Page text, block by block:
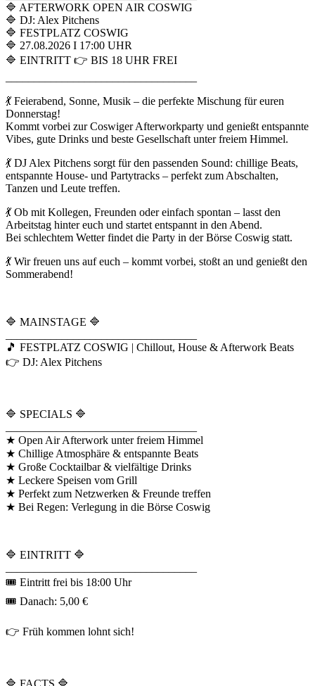
🔷 AFTERWORK OPEN AIR COSWIG
🔷 DJ: Alex Pitchens
🔷 FESTPLATZ COSWIG
🔷 27.08.2026 I 17:00 UHR
🔷 EINTRITT 👉 BIS 18 UHR FREI
💃 Feierabend, Sonne, Musik – die perfekte Mischung für euren
Donnerstag!
Kommt vorbei zur Coswiger Afterworkparty und genießt entspannte
Vibes, gute Drinks und beste Gesellschaft unter freiem Himmel.
💃 DJ Alex Pitchens sorgt für den passenden Sound: chillige Beats,
entspannte House- und Partytracks – perfekt zum Abschalten,
Tanzen und Leute treffen.
💃 Ob mit Kollegen, Freunden oder einfach spontan – lasst den
Arbeitstag hinter euch und startet entspannt in den Abend.
Bei schlechtem Wetter findet die Party in der Börse Coswig statt.
💃 Wir freuen uns auf euch – kommt vorbei, stoßt an und genießt den
Sommerabend!
🔷 MAINSTAGE 🔷
🎵 FESTPLATZ COSWIG | Chillout, House & Afterwork Beats
👉 DJ: Alex Pitchens
🔷 SPECIALS 🔷
★ Open Air Afterwork unter freiem Himmel
★ Chillige Atmosphäre & entspannte Beats
★ Große Cocktailbar & vielfältige Drinks
★ Leckere Speisen vom Grill
★ Perfekt zum Netzwerken & Freunde treffen
★ Bei Regen: Verlegung in die Börse Coswig
🔷 EINTRITT 🔷
🎟 Eintritt frei bis 18:00 Uhr
🎟 Danach: 5,00 €
👉 Früh kommen lohnt sich!
🔷 FACTS 🔷